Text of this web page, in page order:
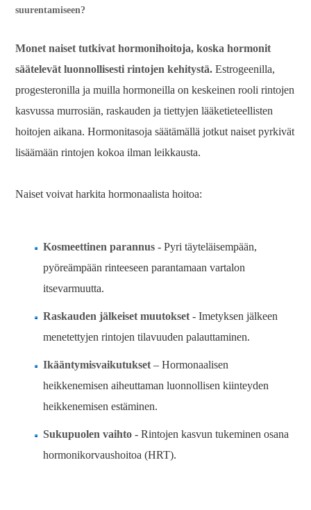
suurentamiseen?
Monet naiset tutkivat hormonihoitoja, koska hormonit
säätelevät luonnollisesti rintojen kehitystä. Estrogeenilla,
progesteronilla ja muilla hormoneilla on keskeinen rooli rintojen
kasvussa murrosiän, raskauden ja tiettyjen lääketieteellisten
hoitojen aikana. Hormonitasoja säätämällä jotkut naiset pyrkivät
lisäämään rintojen kokoa ilman leikkausta.
Naiset voivat harkita hormonaalista hoitoa:
Kosmeettinen parannus - Pyri täyteläisempään,
pyöreämpään rinteeseen parantamaan vartalon
itsevarmuutta.
Raskauden jälkeiset muutokset - Imetyksen jälkeen
menetettyjen rintojen tilavuuden palauttaminen.
Ikääntymisvaikutukset – Hormonaalisen
heikkenemisen aiheuttaman luonnollisen kiinteyden
heikkenemisen estäminen.
Sukupuolen vaihto - Rintojen kasvun tukeminen osana
hormonikorvaushoitoa (HRT).